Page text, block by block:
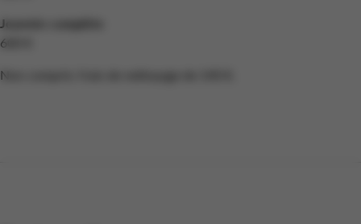
Journée complète
600 €
Non compris: frais de nettoyage de 140 €.